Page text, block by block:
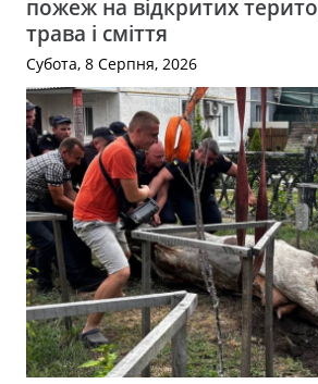
пожеж на відкритих
трава і сміття
Субота, 8 Серпня, 2026